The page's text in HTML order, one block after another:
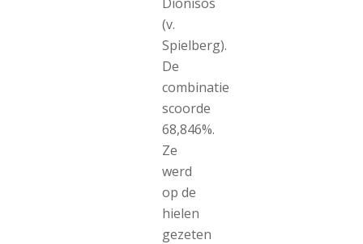
(v.
Spielberg).
De
combinatie
scoorde
68,846%.
Ze
werd
op de
hielen
gezeten